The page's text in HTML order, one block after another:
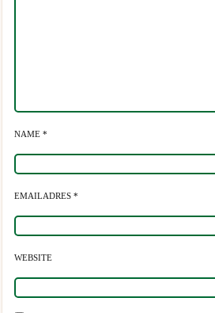
NAME *
EMAILADRES *
WEBSITE